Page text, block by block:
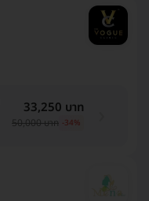
33,250 บาท
50,000 บาท -34%